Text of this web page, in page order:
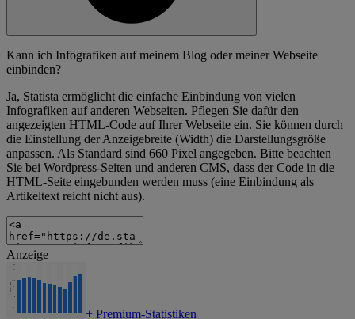
Kann ich Infografiken auf meinem Blog oder meiner Webseite
einbinden?
Ja, Statista ermöglicht die einfache Einbindung von vielen
Infografiken auf anderen Webseiten. Pflegen Sie dafür den
angezeigten HTML-Code auf Ihrer Webseite ein. Sie können durch
die Einstellung der Anzeigebreite (Width) die Darstellungsgröße
anpassen. Als Standard sind 660 Pixel angegeben. Bitte beachten
Sie bei Wordpress-Seiten und anderen CMS, dass der Code in die
HTML-Seite eingebunden werden muss (eine Einbindung als
Artikeltext reicht nicht aus).
Anzeige
+ Premium-Statistiken